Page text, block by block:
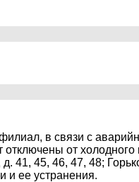
в связи с
отключены от
41, 45, 46, 47, 48;
и ее устранения.